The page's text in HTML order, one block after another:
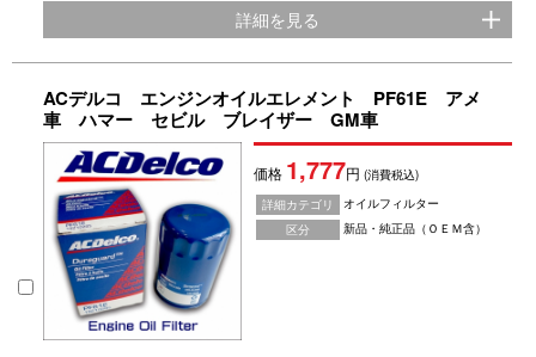
詳細を見る
ACデルコ エンジンオイルエレメント PF61E アメ
車 ハマー セビル ブレイザー GM車
価格 1,777円(消費税込)
詳細カテゴリ
オイルフィルター
区分
新品・純正品（ＯＥＭ含）